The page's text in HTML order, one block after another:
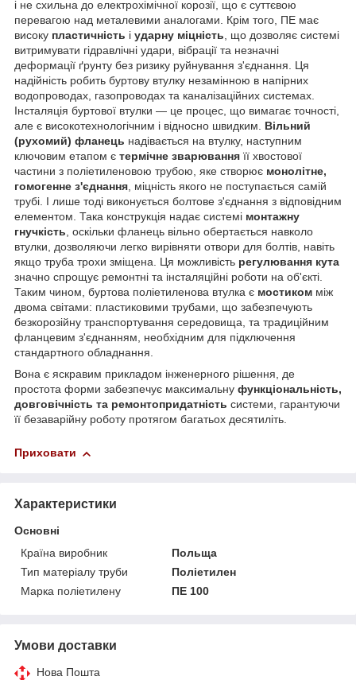
і не схильна до електрохімічної корозії, що є суттєвою
перевагою над металевими аналогами. Крім того, ПЕ має
високу пластичність і ударну міцність, що дозволяє системі
витримувати гідравлічні удари, вібрації та незначні
деформації ґрунту без ризику руйнування з'єднання. Ця
надійність робить буртову втулку незамінною в напірних
водопроводах, газопроводах та каналізаційних системах.
Інсталяція буртової втулки — це процес, що вимагає точності,
але є високотехнологічним і відносно швидким. Вільний
(рухомий) фланець надівається на втулку, наступним
ключовим етапом є термічне зварювання її хвостової
частини з поліетиленовою трубою, яке створює монолітне,
гомогенне з'єднання, міцність якого не поступається самій
трубі. І лише тоді виконується болтове з'єднання з відповідним
елементом. Така конструкція надає системі монтажну
гнучкість, оскільки фланець вільно обертається навколо
втулки, дозволяючи легко вирівняти отвори для болтів, навіть
якщо труба трохи зміщена. Ця можливість регулювання кута
значно спрощує ремонтні та інсталяційні роботи на об'єкті.
Таким чином, буртова поліетиленова втулка є мостиком між
двома світами: пластиковими трубами, що забезпечують
безкорозійну транспортування середовища, та традиційним
фланцевим з'єднанням, необхідним для підключення
стандартного обладнання.
Вона є яскравим прикладом інженерного рішення, де
простота форми забезпечує максимальну функціональність,
довговічність та ремонтопридатність системи, гарантуючи
її безаварійну роботу протягом багатьох десятиліть.
Приховати
Характеристики
Основні
Країна виробник
Польща
Тип матеріалу труби
Поліетилен
Марка поліетилену
ПЕ 100
Умови доставки
Нова Пошта